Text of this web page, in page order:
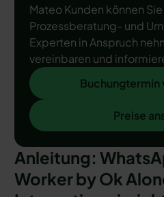
Mateo Kunden können
Prozessberatung- und
Experten in Anspruch
vereinbaren und
BuchungterminBuchungtermin
Preise ansehen
Preise
Anleitung:
Worker by Ok